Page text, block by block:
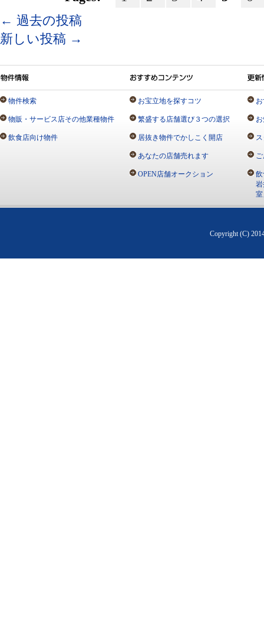
← 過去の投稿
新しい投稿 →
物件検索
物販・サービス店その他業種物件
飲食店向け物件
お宝立地を探すコツ
繁盛する店舗選び３つの選択
居抜き物件でかしこく開店
あなたの店舗売れます
OPEN店舗オークション
Copyright (C)